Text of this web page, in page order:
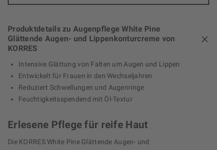
Produktdetails zu Augenpflege White Pine
Glättende Augen- und Lippenkonturcreme von
KORRES
Intensive Glättung von Falten um Augen und Lippen
Entwickelt für Frauen in den Wechseljahren
Reduziert Schwellungen und Augenringe
Feuchtigkeitsspendend mit Öl-Textur
Erlesene Pflege für reife Haut
Die KORRES White Pine Glättende Augen- und